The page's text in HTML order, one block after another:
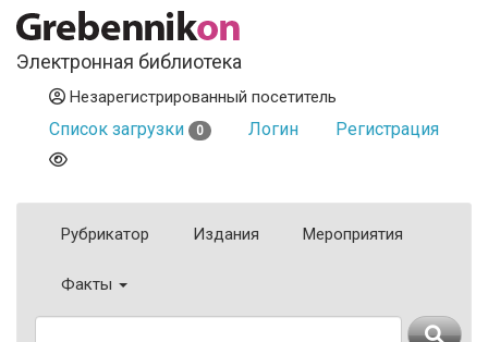
Электронная библиотека
Незарегистрированный посетитель
Список загрузки 0 Логин Регистрация
Рубрикатор Издания Мероприятия
Факты